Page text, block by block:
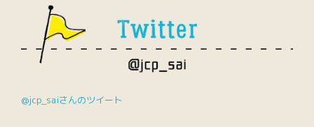
@jcp_saiさんのツイート